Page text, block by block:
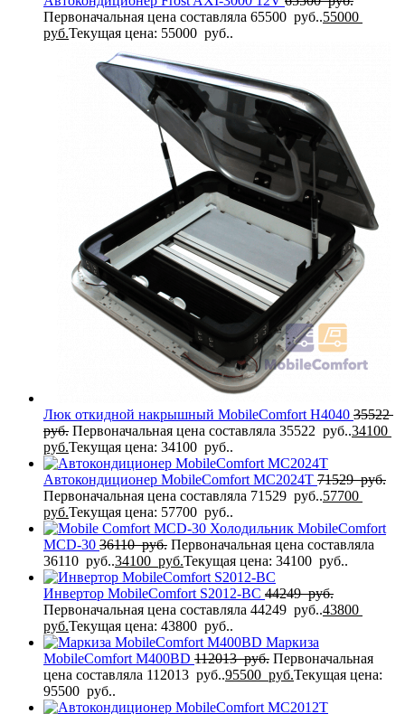
Первоначальная цена составляла 65500 руб..55000
руб.Текущая цена: 55000 руб..
Люк откидной накрышный MobileComfort H4040 35522
руб. Первоначальная цена составляла 35522 руб..34100
руб.Текущая цена: 34100 руб..
Автокондиционер MobileComfort MC2024T 71529руб.
Первоначальная цена составляла 71529 руб..57700
руб.Текущая цена: 57700 руб..
Холодильник MobileComfort
MCD-30 36110руб. Первоначальная цена составляла
36110 руб..34100 руб.Текущая цена: 34100 руб..
Инвертор MobileComfort S2012-BC 44249руб.
Первоначальная цена составляла 44249 руб..43800
руб.Текущая цена: 43800 руб..
Маркиза
MobileComfort M400BD 112013руб. Первоначальная
цена составляла 112013 руб..95500 руб.Текущая цена:
95500 руб..